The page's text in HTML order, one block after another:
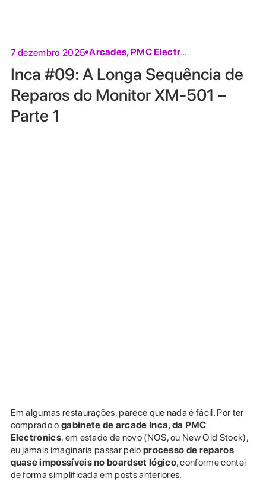
7 dezembro 2025 Arcades, PMC Electronics
Inca #09: A Longa Sequência de
Reparos do Monitor XM-501 –
Parte 1
Em algumas restaurações, parece que nada é fácil. Por ter
comprado o gabinete de arcade Inca, da PMC
Electronics, em estado de novo (NOS, ou New Old Stock),
eu jamais imaginaria passar pelo processo de reparos
quase impossíveis no boardset lógico, conforme contei
de forma simplificada em posts anteriores.